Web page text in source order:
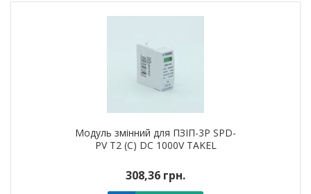
Модуль змінний для ПЗІП-3P SPD-
PV T2 (C) DC 1000V TAKEL
308,36 грн.